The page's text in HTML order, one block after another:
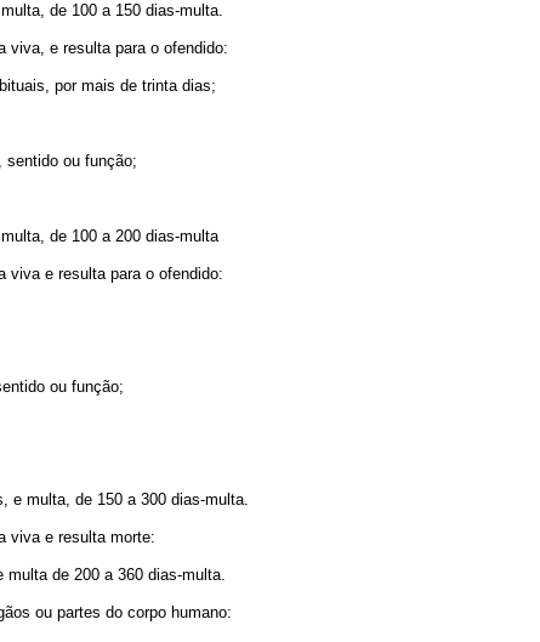
de 100 a 150 dias-multa.
viva, e resulta para o ofendido:
por mais de trinta dias;
sentido ou função;
de 100 a 200 dias-multa
viva e resulta para o ofendido:
ou função;
e multa, de 150 a 300 dias-multa.
viva e resulta morte:
de 200 a 360 dias-multa.
ou partes do corpo humano: